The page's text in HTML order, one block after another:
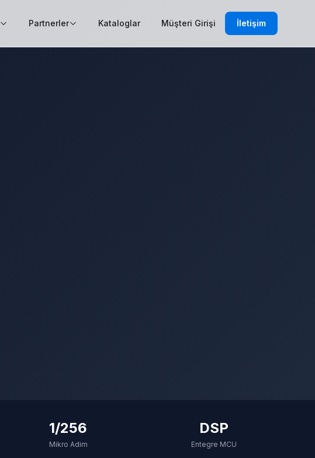
Partnerler Kataloglar Müşteri Girişi İletişim
1/256
Mikro Adim
DSP
Entegre MCU